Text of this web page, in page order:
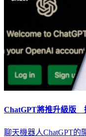
ChatGPT將推升級版
聊天機器人ChatGPT的